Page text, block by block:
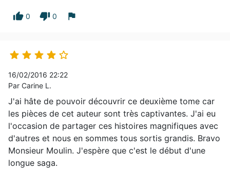
République (Ourania, 2011) Parmi mes
Shakespeare. Phèdre ou Bérénice , de Racine.
rose , d'Eric Emmanuel Schmitt (en livre, en
théâtre et en film). Un texte biblique qui
m'interpelle Deux versets sur un même
thème: Dieu qui dit à Moïse «Etends le bras
contre la mer», et Marie qui répond à l'ange:
«Je suis la servante du Seigneur.» Les deux
sont dans des situations impossibles, où
servir Dieu est quasiment synonyme de
thumb_up 0 thumb_down 0 flag
    
16/02/2016 22:22
Par Carine L.
J'ai hâte de pouvoir découvrir ce deuxième tome car
les pièces de cet auteur sont très captivantes. J'ai eu
l'occasion de partager ces histoires magnifiques avec
d'autres et nous en sommes tous sortis grandis. Bravo
Monsieur Moulin. J'espère que c'est le début d'une
longue saga.